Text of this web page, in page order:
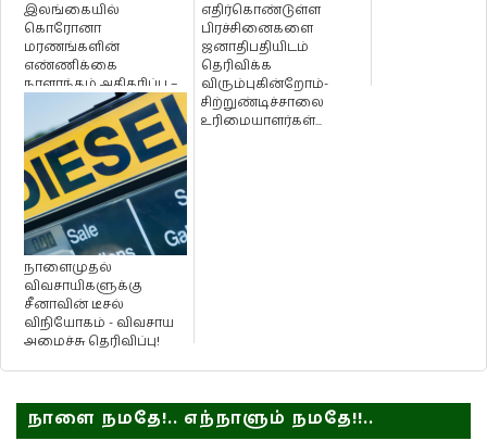
இலங்கையில்
கொரோனா
மரணங்களின்
எண்ணிக்கை
நாளாந்தம் அதிகரிப்பு –
நேற்றும் 82 பேர்
மரணம்!
எதிர்கொண்டுள்ள
பிரச்சினைகளை
ஜனாதிபதியிடம்
தெரிவிக்க
விரும்புகின்றோம்-
சிற்றுண்டிச்சாலை
உரிமையாளர்கள்...
நாளைமுதல்
விவசாயிகளுக்கு
சீனாவின் டீசல்
விநியோகம் - விவசாய
அமைச்சு தெரிவிப்பு!
நாளை நமதே!.. எந்நாளும் நமதே!!..